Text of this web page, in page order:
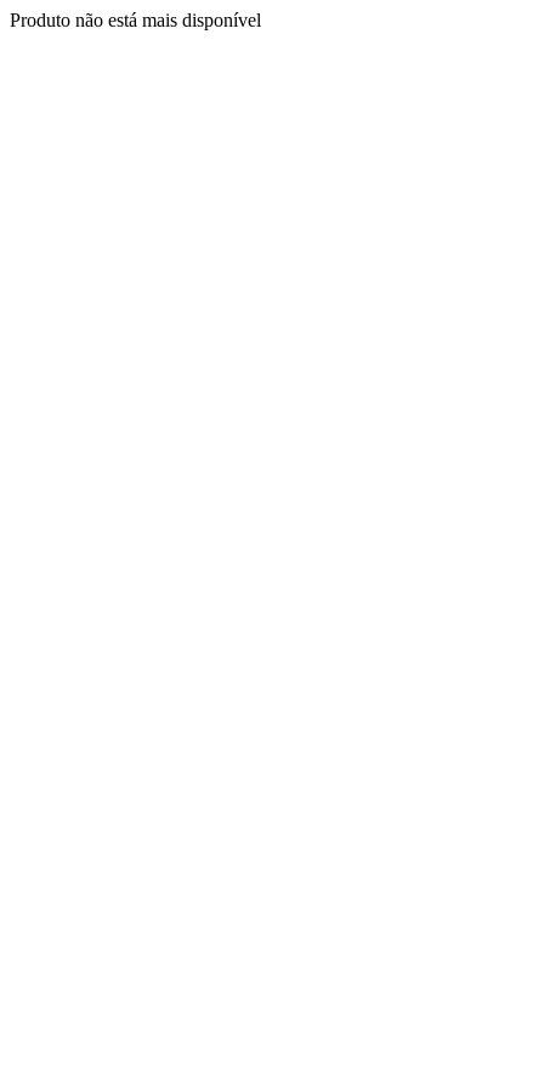
Produto não está mais disponível